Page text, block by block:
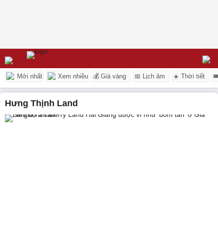
Mới nhất Xem nhiều 💰 Giá vàng 📅 Lịch âm ☀️ Thời tiết
Hưng Thịnh Land